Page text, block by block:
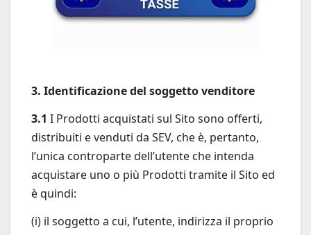
3. Identificazione del soggetto venditore
3.1 I Prodotti acquistati sul Sito sono offerti,
distribuiti e venduti da SEV, che è, pertanto,
l’unica controparte dell’utente che intenda
acquistare uno o più Prodotti tramite il Sito ed
è quindi:
(i) il soggetto a cui, l’utente, indirizza il proprio